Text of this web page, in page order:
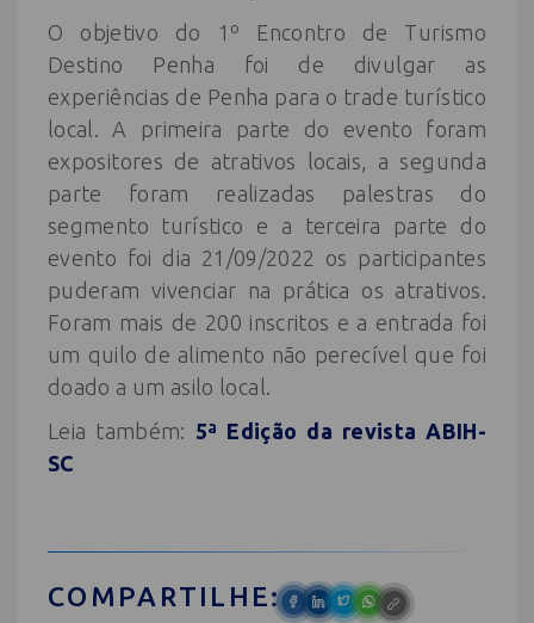
O objetivo do 1º Encontro de Turismo
Destino Penha foi de divulgar as
experiências de Penha para o trade turístico
local. A primeira parte do evento foram
expositores de atrativos locais, a segunda
parte foram realizadas palestras do
segmento turístico e a terceira parte do
evento foi dia 21/09/2022 os participantes
puderam vivenciar na prática os atrativos.
Foram mais de 200 inscritos e a entrada foi
um quilo de alimento não perecível que foi
doado a um asilo local.
Leia também: 5ª Edição da revista ABIH-
SC
COMPARTILHE: